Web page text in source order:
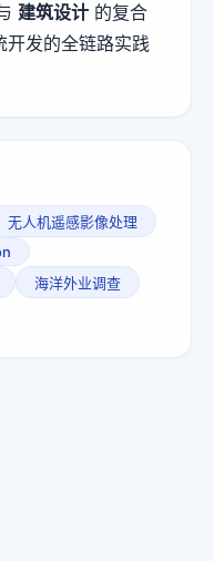
建筑设计 的复合
开发的全链路实践
无人机遥感影像处理
海洋外业调查